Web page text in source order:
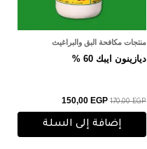
منتجات مكافحة البق والبراغيث
ديازينون ايبك 60 %
170,00EGP
150,00 EGP
إضافة إلى السلة